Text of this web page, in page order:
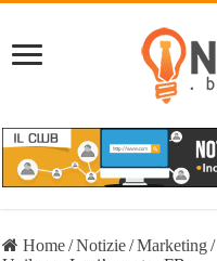
Home/Notizie/Marketing/